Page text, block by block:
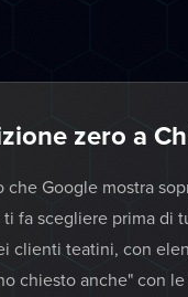
zero a
che Google mostra
fa scegliere prima
clienti teatini, con
chiesto anche" con